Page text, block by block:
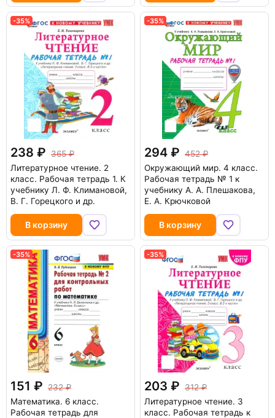
-35%
238
365
Литературное чтение. 2
класс. Рабочая тетрадь 1. К
учебнику Л. Ф. Климановой,
В. Г. Горецкого и др.
В корзину
-35%
294
452
Окружающий мир. 4 класс.
Рабочая тетрадь № 1 к
учебнику А. А. Плешакова,
Е. А. Крючковой
В корзину
-35%
151
232
Математика. 6 класс.
Рабочая тетрадь для
-35%
203
312
Литературное чтение. 3
класс. Рабочая тетрадь к